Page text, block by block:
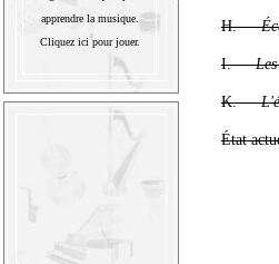
apprendre la musique.
Cliquez ici pour jouer.
H. —
I. —
K. —
État